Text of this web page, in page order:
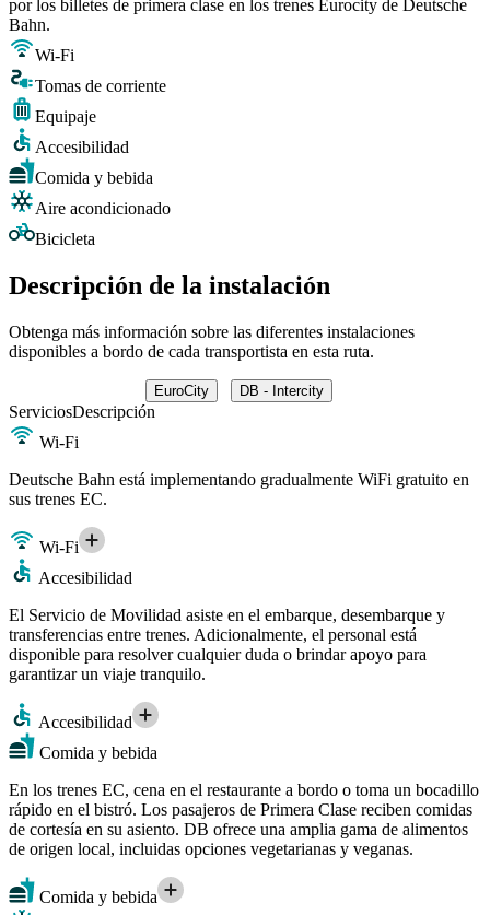
por los billetes de primera clase en los trenes Eurocity de Deutsche
Bahn.
Wi-Fi
Tomas de corriente
Equipaje
Accesibilidad
Comida y bebida
Aire acondicionado
Bicicleta
Descripción de la instalación
Obtenga más información sobre las diferentes instalaciones
disponibles a bordo de cada transportista en esta ruta.
EuroCity DB - Intercity
ServiciosDescripción
Wi-Fi
Deutsche Bahn está implementando gradualmente WiFi gratuito en
sus trenes EC.
Wi-Fi
Accesibilidad
El Servicio de Movilidad asiste en el embarque, desembarque y
transferencias entre trenes. Adicionalmente, el personal está
disponible para resolver cualquier duda o brindar apoyo para
garantizar un viaje tranquilo.
Accesibilidad
Comida y bebida
En los trenes EC, cena en el restaurante a bordo o toma un bocadillo
rápido en el bistró. Los pasajeros de Primera Clase reciben comidas
de cortesía en su asiento. DB ofrece una amplia gama de alimentos
de origen local, incluidas opciones vegetarianas y veganas.
Comida y bebida